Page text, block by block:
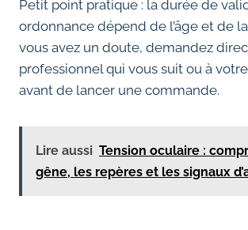
Petit point pratique : la durée de
ordonnance dépend de l’âge et de
vous avez un doute, demandez
professionnel qui vous suit ou à
avant de lancer une commande.
Lire aussi Tension oculaire :
gêne, les repères et les signaux